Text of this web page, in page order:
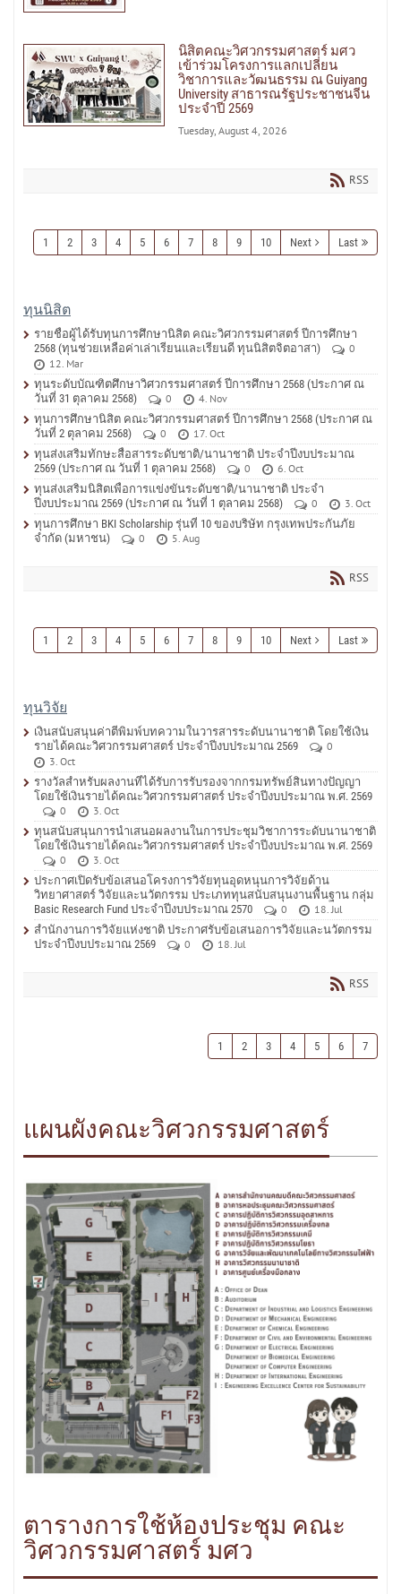
นิสิตคณะวิศวกรรมศาสตร์ มศว
เข้าร่วมโครงการแลกเปลี่ยน
วิชาการและวัฒนธรรม ณ Guiyang
University สาธารณรัฐประชาชนจีน
ประจำปี 2569
Tuesday, August 4, 2026
RSS
1 2 3 4 5 6 7 8 9 10 Next Last
ทุนนิสิต
รายชื่อผู้ได้รับทุนการศึกษานิสิต คณะวิศวกรรมศาสตร์ ปีการศึกษา
2568 (ทุนช่วยเหลือค่าเล่าเรียนและเรียนดี ทุนนิสิตจิตอาสา)
0
12. Mar
ทุนระดับบัณฑิตศึกษาวิศวกรรมศาสตร์ ปีการศึกษา 2568 (ประกาศ ณ
วันที่ 31 ตุลาคม 2568)
0
4. Nov
ทุนการศึกษานิสิต คณะวิศวกรรมศาสตร์ ปีการศึกษา 2568 (ประกาศ ณ
วันที่ 2 ตุลาคม 2568)
0
17. Oct
ทุนส่งเสริมทักษะสื่อสารระดับชาติ/นานาชาติ ประจำปีงบประมาณ
2569 (ประกาศ ณ วันที่ 1 ตุลาคม 2568)
0
6. Oct
ทุนส่งเสริมนิสิตเพื่อการแข่งขันระดับชาติ/นานาชาติ ประจำ
ปีงบประมาณ 2569 (ประกาศ ณ วันที่ 1 ตุลาคม 2568)
0
3. Oct
ทุนการศึกษา BKI Scholarship รุ่นที่ 10 ของบริษัท กรุงเทพประกันภัย
จำกัด (มหาชน)
0 5. Aug
RSS
1 2 3 4 5 6 7 8 9 10 Next Last
ทุนวิจัย
เงินสนับสนุนค่าตีพิมพ์บทความในวารสารระดับนานาชาติ โดยใช้เงิน
รายได้คณะวิศวกรรมศาสตร์ ประจำปีงบประมาณ 2569
0
3. Oct
รางวัลสำหรับผลงานที่ได้รับการรับรองจากกรมทรัพย์สินทางปัญญา
โดยใช้เงินรายได้คณะวิศวกรรมศาสตร์ ประจำปีงบประมาณ พ.ศ. 2569
0
3. Oct
ทุนสนับสนุนการนำเสนอผลงานในการประชุมวิชาการระดับนานาชาติ
โดยใช้เงินรายได้คณะวิศวกรรมศาสตร์ ประจำปีงบประมาณ พ.ศ. 2569
0
3. Oct
ประกาศเปิดรับข้อเสนอโครงการวิจัยทุนอุดหนุนการวิจัยด้าน
วิทยาศาสตร์ วิจัยและนวัตกรรม ประเภททุนสนับสนุนงานพื้นฐาน กลุ่ม
Basic Research Fund ประจำปีงบประมาณ 2570
0
18. Jul
สำนักงานการวิจัยแห่งชาติ ประกาศรับข้อเสนอการวิจัยและนวัตกรรม
ประจำปีงบประมาณ 2569
0 18. Jul
RSS
1 2 3 4 5 6 7
แผนผังคณะวิศวกรรมศาสตร์
ตารางการใช้ห้องประชุม คณะ
วิศวกรรมศาสตร์ มศว